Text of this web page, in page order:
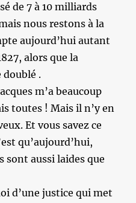
de 7 à 10 milliards
nous restons à la
aujourd’hui autant
alors que la
doublé .
m’a beaucoup
toutes ! Mais il n’y en
Et vous savez ce
qu’aujourd’hui,
sont aussi laides que
d’une justice qui met